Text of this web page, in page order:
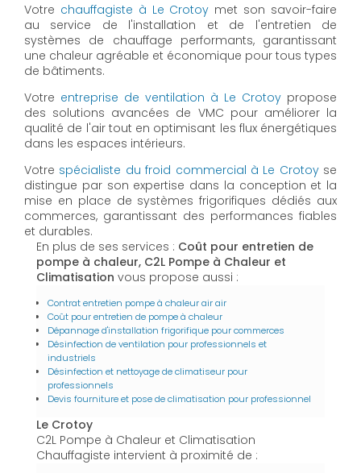
Votre chauffagiste à Le Crotoy met son savoir-faire
au service de l'installation et de l'entretien de
systèmes de chauffage performants, garantissant
une chaleur agréable et économique pour tous types
de bâtiments.
Votre entreprise de ventilation à Le Crotoy propose
des solutions avancées de VMC pour améliorer la
qualité de l'air tout en optimisant les flux énergétiques
dans les espaces intérieurs.
Votre spécialiste du froid commercial à Le Crotoyse
distingue par son expertise dans la conception et la
mise en place de systèmes frigorifiques dédiés aux
commerces, garantissant des performances fiables
et durables.
En plus de ses services : Coût pour entretien de
pompe à chaleur, C2L Pompe à Chaleur et
Climatisation vous propose aussi :
Contrat entretien pompe à chaleur air air
Coût pour entretien de pompe à chaleur
Dépannage d'installation frigorifique pour commerces
Désinfection de ventilation pour professionnels et
industriels
Désinfection et nettoyage de climatiseur pour
professionnels
Devis fourniture et pose de climatisation pour professionnel
Le Crotoy
C2L Pompe à Chaleur et Climatisation
Chauffagiste intervient à proximité de :